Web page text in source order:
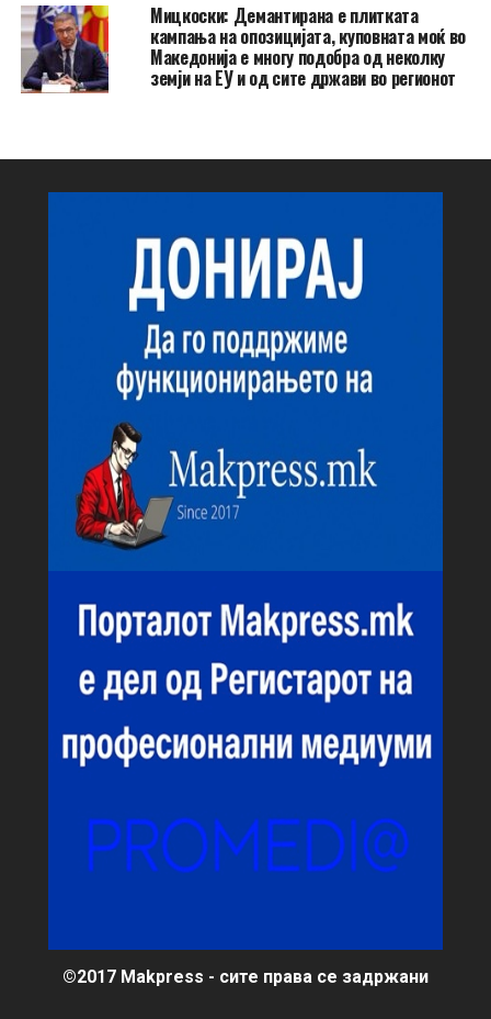
Мицкоски: Демантирана е плитката
кампања на опозицијата, куповната моќ во
Македонија е многу подобра од неколку
земји на ЕУ и од сите држави во регионот
©2017 Makpress - сите права се задржани